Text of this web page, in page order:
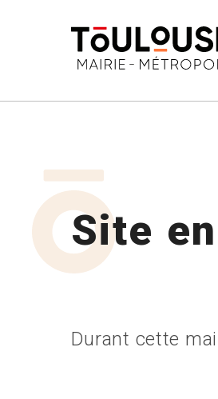
Site
Durant cette